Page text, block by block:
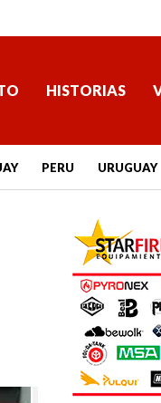
HISTORIAS
PERU URUGUAY